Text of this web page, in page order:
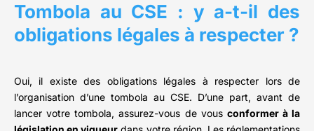
Tombola au CSE : y a-t-il des
obligations légales à respecter ?
Oui, il existe des obligations légales à respecter lors de
l’organisation d’une tombola au CSE. D’une part, avant de
lancer votre tombola, assurez-vous de vous conformer à la